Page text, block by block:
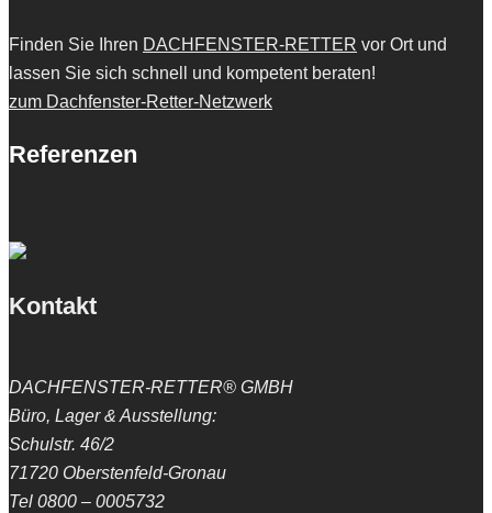
Finden Sie Ihren DACHFENSTER-RETTER vor Ort und
lassen Sie sich schnell und kompetent beraten!
zum Dachfenster-Retter-Netzwerk
Referenzen
Kontakt
DACHFENSTER-RETTER® GMBH
Büro, Lager & Ausstellung:
Schulstr. 46/2
71720 Oberstenfeld-Gronau
Tel 0800 – 0005732